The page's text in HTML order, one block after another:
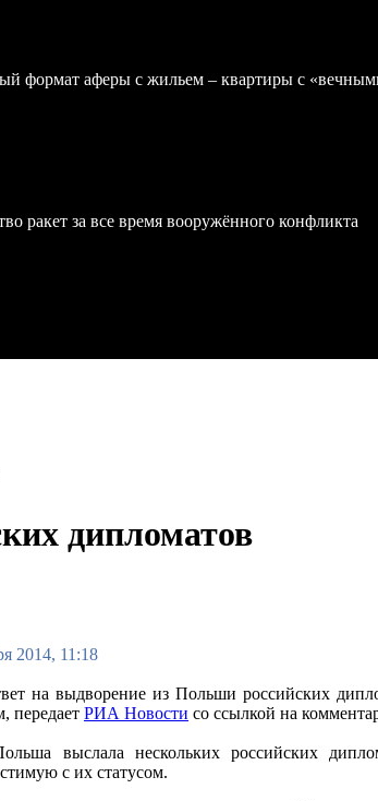
формат аферы с жильем – квартиры с
ракет за все время вооружённого конфликта
дипломатов
2014, 11:18
на выдворение из Польши российских
передает РИА Новости со ссылкой на
выслала нескольких российских
с их статусом.